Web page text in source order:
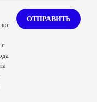
с
ОТПРАВИТЬ